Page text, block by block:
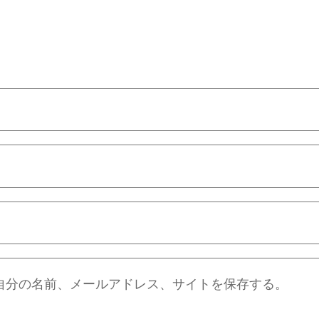
の名前、メールアドレス、サイトを保存する。